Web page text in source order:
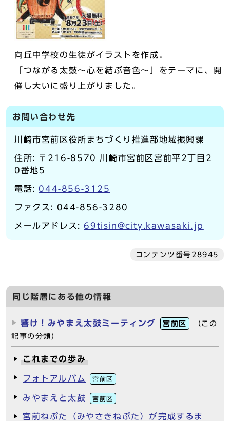
向丘中学校の生徒がイラストを作成。
「つながる太鼓～心を結ぶ音色～」をテーマに、開
催し大いに盛り上がりました。
お問い合わせ先
川崎市宮前区役所まちづくり推進部地域振興課
住所: 〒216-8570 川崎市宮前区宮前平2丁目2
0番地5
電話: 044-856-3125
ファクス: 044-856-3280
メールアドレス:69tisin@city.kawasaki.jp
コンテンツ番号28945
同じ階層にある他の情報
響け！みやまえ太鼓ミーティング 宮前区
（この
記事の分類）
これまでの歩み
フォトアルバム 宮前区
みやまえと太鼓 宮前区
宮前ねぷた（みやさきねぷた）が完成するま